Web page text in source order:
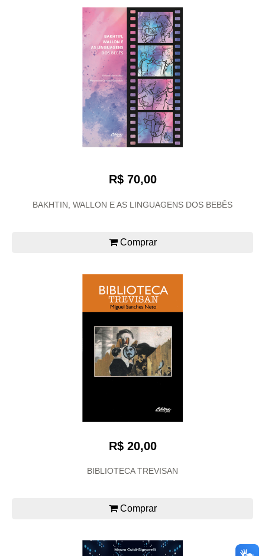
R$ 70,00
BAKHTIN, WALLON E AS LINGUAGENS DOS BEBÊS
Comprar
R$ 20,00
BIBLIOTECA TREVISAN
Comprar